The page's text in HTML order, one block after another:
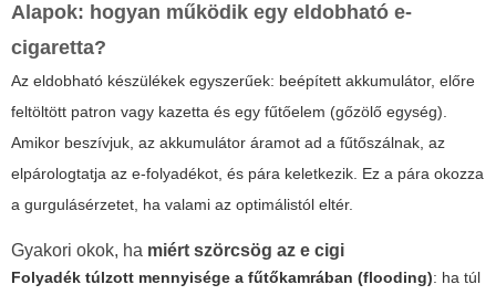
Alapok: hogyan működik egy eldobható e-
cigaretta?
Az eldobható készülékek egyszerűek: beépített akkumulátor, előre
feltöltött patron vagy kazetta és egy fűtőelem (gőzölő egység).
Amikor beszívjuk, az akkumulátor áramot ad a fűtőszálnak, az
elpárologtatja az e-folyadékot, és pára keletkezik. Ez a pára okozza
a gurgulásérzetet, ha valami az optimálistól eltér.
Gyakori okok, ha miért szörcsög az e cigi
Folyadék túlzott mennyisége a fűtőkamrában (flooding): ha túl